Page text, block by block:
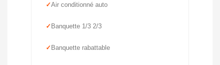
Air conditionné auto
Banquette 1/3 2/3
Banquette rabattable